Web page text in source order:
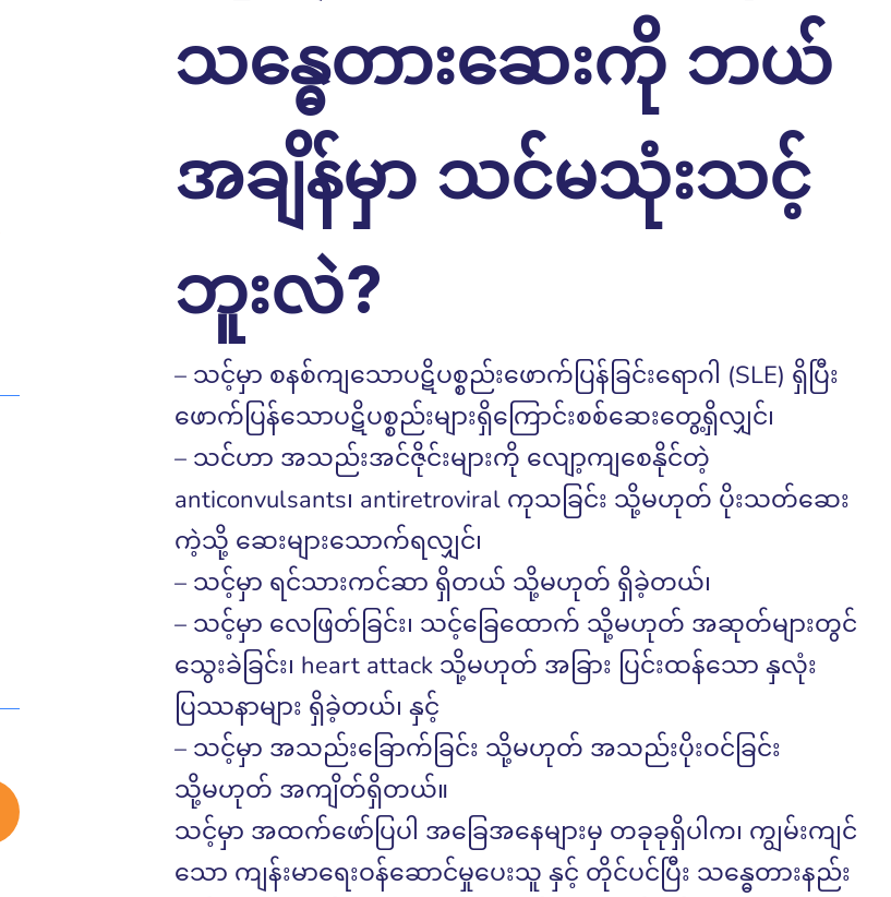
သန္ဓေတားဆေးကို ဘယ်
အချိန်မှာ သင်မသုံးသင့်
ဘူးလဲ?
– သင့်မှာ စနစ်ကျသောပဋိပစ္စည်းဖောက်ပြန်ခြင်းရောဂါ (SLE) ရှိပြီး
ဖောက်ပြန်သောပဋိပစ္စည်းများရှိကြောင်းစစ်ဆေးတွေ့ရှိလျှင်၊
– သင်ဟာ အသည်းအင်ဇိုင်းများကို လျော့ကျစေနိုင်တဲ့
anticonvulsants၊ antiretroviral ကုသခြင်း သို့မဟုတ် ပိုးသတ်ဆေး
ကဲ့သို့ ဆေးများသောက်ရလျှင်၊
– သင့်မှာ ရင်သားကင်ဆာ ရှိတယ် သို့မဟုတ် ရှိခဲ့တယ်၊​
– သင့်မှာ လေဖြတ်ခြင်း၊ သင့်ခြေထောက် သို့မဟုတ် အဆုတ်များတွင်
သွေးခဲခြင်း၊ heart attack သို့မဟုတ် အခြား ပြင်းထန်သော နှလုံး
ပြဿနာများ ရှိခဲ့တယ်၊ နှင့်
– သင့်မှာ အသည်းခြောက်ခြင်း သို့မဟုတ် အသည်းပိုးဝင်ခြင်း
သို့မဟုတ် အကျိတ်ရှိတယ်။
သင့်မှာ အထက်ဖော်ပြပါ အခြေအနေများမှ တခုခုရှိပါက၊ ကျွမ်းကျင်
သော ကျန်းမာရေးဝန်ဆောင်မှုပေးသူ နှင့် တိုင်ပင်ပြီး သန္ဓေတားနည်း